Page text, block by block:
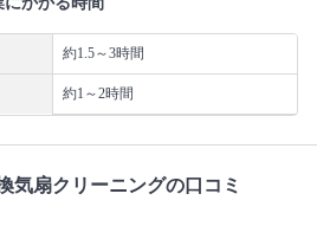
約1.5～3時間
約1～2時間
気扇クリーニングの口コミ